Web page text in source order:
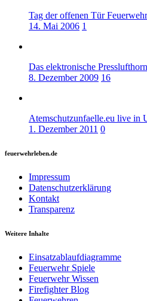
Tag der offenen Tür
14. Mai 2006 1
Das elektronische
8. Dezember 2009 16
Atemschutzunfaelle.eu live in
1. Dezember 2011 0
feuerwehrleben.de
Impressum
Datenschutzerklärung
Kontakt
Transparenz
Weitere Inhalte
Einsatzablaufdiagramme
Feuerwehr Spiele
Feuerwehr Wissen
Firefighter Blog